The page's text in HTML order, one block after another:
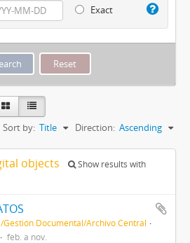
Exact
Sort by: Title Direction: Ascending
objects
Show results with
Gestión Documental/Archivo Central
feb. a nov.